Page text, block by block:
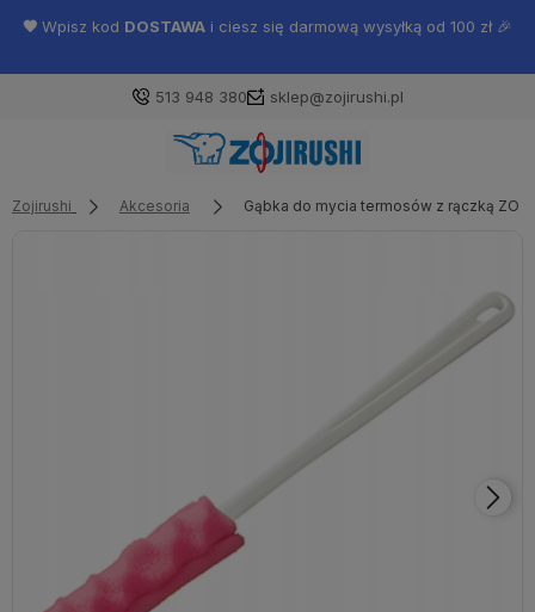
🖤 Wpisz kod DOSTAWA i ciesz się darmową wysyłką od 100 zł 🎉
513 948 380 sklep@zojirushi.pl
Zojirushi Akcesoria Gąbka do mycia termosów z rączką